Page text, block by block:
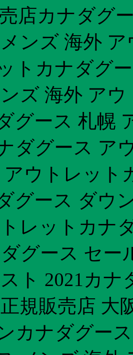
店カナダグ
ンズ 海外
トカナダグ
ズ 海外 ア
グース 札幌
ダグース ア
アウトレット
グース ダウ
レットカナ
グース セ
ト 2021カ
規販売店 大
カナダグー